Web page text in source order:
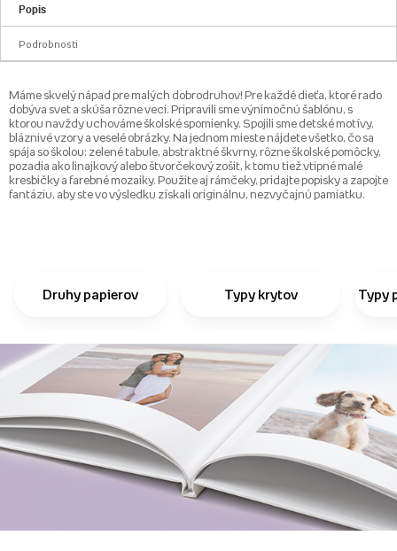
Popis
Podrobnosti
Máme skvelý nápad pre malých dobrodruhov! Pre každé dieťa, ktoré rado
dobýva svet a skúša rôzne veci. Pripravili sme výnimočnú šablónu, s
ktorou navždy uchováme školské spomienky. Spojili sme detské motívy,
bláznivé vzory a veselé obrázky. Na jednom mieste nájdete všetko, čo sa
spája so školou: zelené tabule, abstraktné škvrny, rôzne školské pomôcky,
pozadia ako linajkový alebo štvorčekový zošit, k tomu tiež vtipné malé
kresbičky a farebné mozaiky. Použite aj rámčeky, pridajte popisky a zapojte
fantáziu, aby ste vo výsledku získali originálnu, nezvyčajnú pamiatku.
Druhy papierov Typy krytov Typy